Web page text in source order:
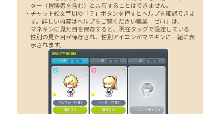
ター（冒険者を含む）と共有することはできません。
・チャット絵文字UIの「？」ボタンを押すとヘルプを確認できま
す。詳しい内容はヘルプをご覧ください職業「ゼロ」は、
マネキンに見た目を保存すると、現在タッグで設定している
性別の見た目が保存され、性別アイコンがマネキンに一緒に表
示されます。